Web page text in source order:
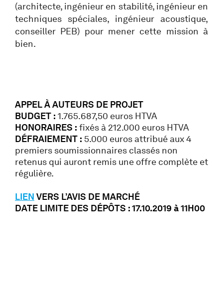
(architecte, ingénieur en stabilité, ingénieur en
techniques spéciales, ingénieur acoustique,
conseiller PEB) pour mener cette mission à
bien.
APPEL À AUTEURS DE PROJET
BUDGET : 1.765.687,50 euros HTVA
HONORAIRES : fixés à 212.000 euros HTVA
DÉFRAIEMENT : 5.000 euros attribué aux 4
premiers soumissionnaires classés non
retenus qui auront remis une offre complète et
régulière.
LIEN VERS L’AVIS DE MARCHÉ
DATE LIMITE DES DÉPÔTS : 17.10.2019 à 11H00